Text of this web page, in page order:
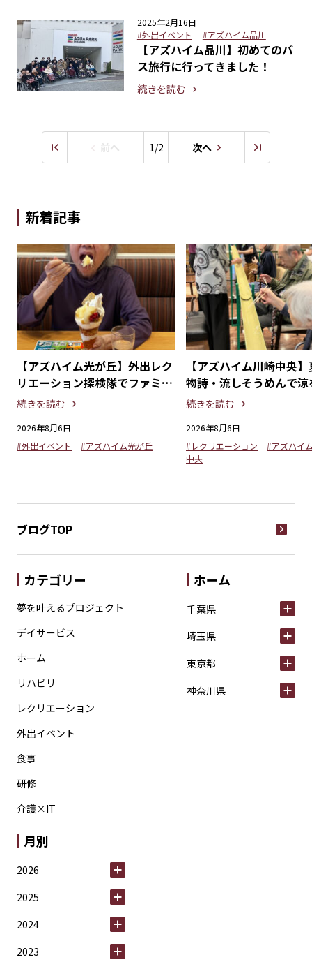
2025年2月16日
#外出イベント
#アズハイム品川
【アズハイム品川】初めてのバ
ス旅行に行ってきました！
続きを読む
前へ 1/2 次へ
新着記事
【アズハイム光が丘】外出レク
リエーション探検隊でファミリ
ーレストランを満喫！
続きを読む
2026年8月6日
#外出イベント
#アズハイム光が丘
【アズハイム川崎中央
物詩・流しそうめんで涼
るひととき
続きを読む
2026年8月6日
#レクリエーション
#アズハイ
中央
ブログTOP
カテゴリー
夢を叶えるプロジェクト
デイサービス
ホーム
リハビリ
レクリエーション
外出イベント
食事
研修
介護×IT
ホーム
千葉県
埼玉県
東京都
神奈川県
月別
2026
2025
2024
2023